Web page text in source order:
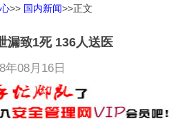
>> 国内新闻>>正文
漏致1死 136人送医
年08月16日